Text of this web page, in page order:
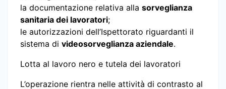
la documentazione relativa alla sorveglianza
sanitaria dei lavoratori;
le autorizzazioni dell’Ispettorato riguardanti il
sistema di videosorveglianza aziendale.
Lotta al lavoro nero e tutela dei lavoratori
L’operazione rientra nelle attività di contrasto al